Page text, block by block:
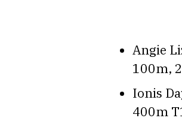
Angie
100m,
Ionis
400m